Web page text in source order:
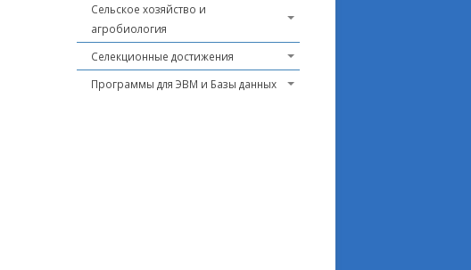
Сельское хозяйство и
агробиология
Селекционные достижения
Программы для ЭВМ и Базы данных